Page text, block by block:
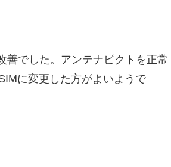
善でした。アンテナピクトを正常
に変更した方がよいようで